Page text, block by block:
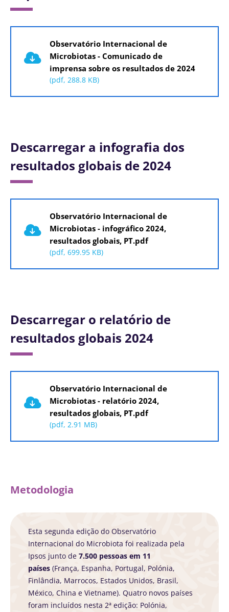
Observatório Internacional de
Microbiotas - Comunicado de
imprensa sobre os resultados de 2024
(pdf, 288.8 KB)
Descarregar a infografia dos
resultados globais de 2024
Observatório Internacional de
Microbiotas - infográfico 2024,
resultados globais, PT.pdf
(pdf, 699.95 KB)
Descarregar o relatório de
resultados globais 2024
Observatório Internacional de
Microbiotas - relatório 2024,
resultados globais, PT.pdf
(pdf, 2.91 MB)
Metodologia
Esta segunda edição do Observatório
Internacional do Microbiota foi realizada pela
Ipsos junto de 7.500 pessoas em 11
países (França, Espanha, Portugal, Polónia,
Finlândia, Marrocos, Estados Unidos, Brasil,
México, China e Vietname). Quatro novos países
foram incluídos nesta 2ª edição: Polónia,